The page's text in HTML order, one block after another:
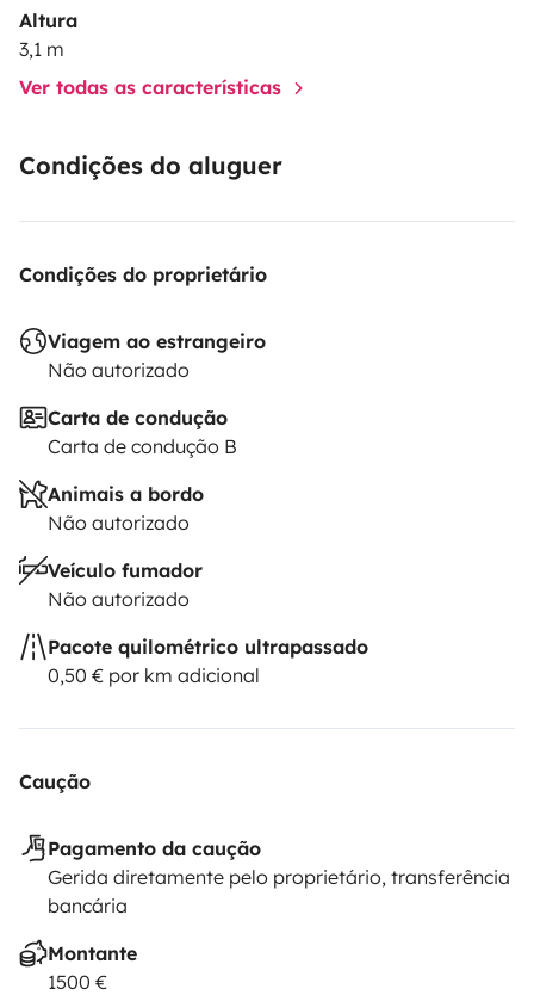
Altura
3,1 m
Ver todas as características
Condições do aluguer
Condições do proprietário
Viagem ao estrangeiro
Não autorizado
Carta de condução
Carta de condução B
Animais a bordo
Não autorizado
Veículo fumador
Não autorizado
Pacote quilométrico ultrapassado
0,50 € por km adicional
Caução
Pagamento da caução
Gerida diretamente pelo proprietário, transferência
bancária
Montante
1500 €